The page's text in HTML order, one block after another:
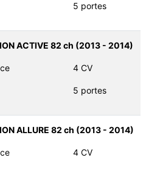
5 portes
ACTIVE 82 ch (2013 - 2014)
4 CV
5 portes
ALLURE 82 ch (2013 - 2014)
4 CV